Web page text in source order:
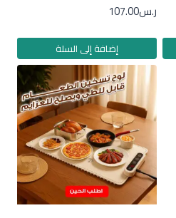
ر.س107.00
إضافة إلى السلة